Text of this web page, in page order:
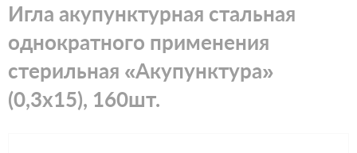
Игла акупунктурная стальная
однократного применения
стерильная «Акупунктура»
(0,3х15), 160шт.